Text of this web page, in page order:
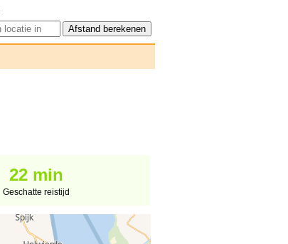
22 min
Geschatte reistijd